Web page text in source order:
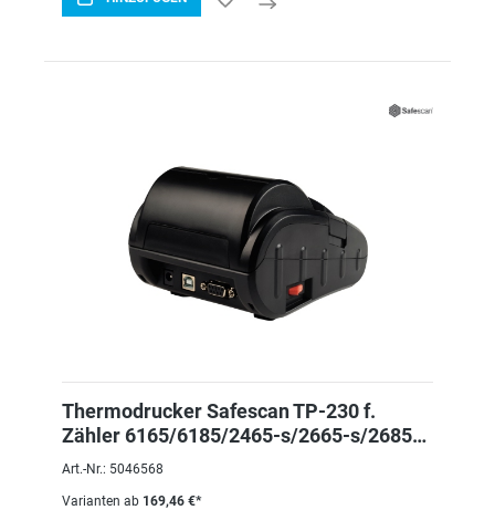
Thermodrucker Safescan TP-230 f.
Zähler 6165/6185/2465-s/2665-s/2685-
s/2985-sx/1
Art.-Nr.: 5046568
Varianten ab 169,46 €*